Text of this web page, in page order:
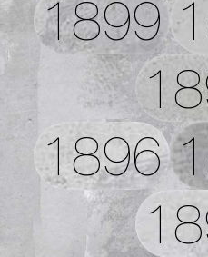
1899
1896